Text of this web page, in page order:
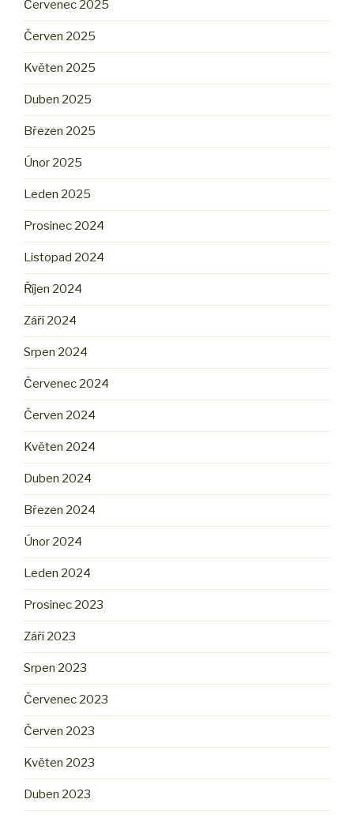
Červenec 2025
Červen 2025
Květen 2025
Duben 2025
Březen 2025
Únor 2025
Leden 2025
Prosinec 2024
Listopad 2024
Říjen 2024
Září 2024
Srpen 2024
Červenec 2024
Červen 2024
Květen 2024
Duben 2024
Březen 2024
Únor 2024
Leden 2024
Prosinec 2023
Září 2023
Srpen 2023
Červenec 2023
Červen 2023
Květen 2023
Duben 2023